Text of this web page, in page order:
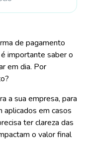
de pagamento
importante saber o
em dia. Por
a sua empresa, para
aplicados em casos
ter clareza das
o valor final